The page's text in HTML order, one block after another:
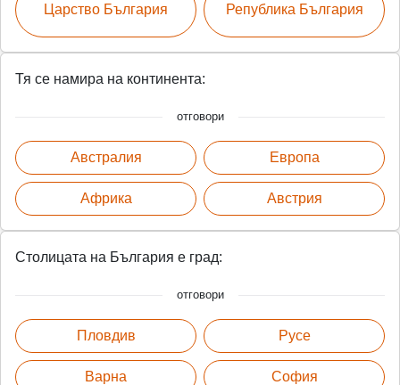
Царство България Република България
Тя се намира на континента:
отговори
Австралия
Африка
Европа
Австрия
Столицата на България е град:
отговори
Пловдив
Варна
Русе
София